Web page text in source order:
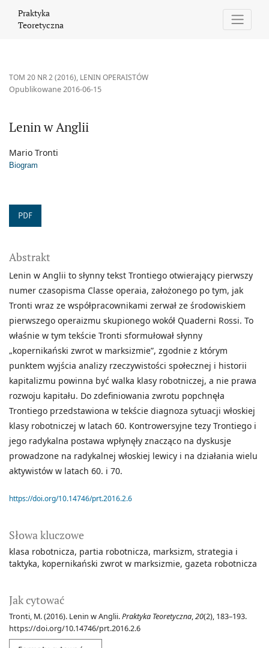
Praktyka
Teoretyczna
TOM 20 NR 2 (2016), LENIN OPERAISTÓW
Lenin w Anglii
Opublikowane 2016-06-15
Mario Tronti
Biogram
PDF
Słowa kluczowe
klasa robotnicza partia robotnicza marksizm strategia i
taktyka kopernikański zwrot w marksizmie gazeta robotnicza
Jak cytować
Tronti, M. (2016). Lenin w Anglii.Praktyka Teoretyczna,20(2), 183–193.
https://doi.org/10.14746/prt.2016.2.6
Abstrakt
Lenin w Anglii to słynny tekst Trontiego otwierający pierwszy
numer czasopisma Classe operaia, założonego po tym, jak
Tronti wraz ze współpracownikami zerwał ze środowiskiem
pierwszego operaizmu skupionego wokół Quaderni Rossi. To
właśnie w tym tekście Tronti sformułował słynny
„kopernikański zwrot w marksizmie”, zgodnie z którym
punktem wyjścia analizy rzeczywistości społecznej i historii
kapitalizmu powinna być walka klasy robotniczej, a nie prawa
rozwoju kapitału. Do zdefiniowania zwrotu popchnęła
Trontiego przedstawiona w tekście diagnoza sytuacji włoskiej
klasy robotniczej w latach 60. Kontrowersyjne tezy Trontiego i
jego radykalna postawa wpłynęły znacząco na dyskusje
prowadzone na radykalnej włoskiej lewicy i na działania wielu
aktywistów w latach 60. i 70.
https://doi.org/10.14746/prt.2016.2.6